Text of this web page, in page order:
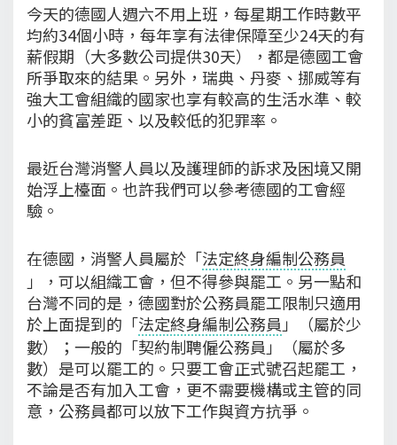
今天的德國人週六不用上班，每星期工作時數平
均約34個小時，每年享有法律保障至少24天的有
薪假期（大多數公司提供30天），都是德國工會
所爭取來的結果。另外，瑞典、丹麥、挪威等有
強大工會組織的國家也享有較高的生活水準、較
小的貧富差距、以及較低的犯罪率。
最近台灣消警人員以及護理師的訴求及困境又開
始浮上檯面。也許我們可以參考德國的工會經
驗。
在德國，消警人員屬於「法定終身編制公務員
」，可以組織工會，但不得參與罷工。另一點和
台灣不同的是，德國對於公務員罷工限制只適用
於上面提到的「法定終身編制公務員 」（屬於少
數）；一般的「契約制聘僱公務員」（屬於多
數）是可以罷工的。只要工會正式號召起罷工，
不論是否有加入工會，更不需要機構或主管的同
意，公務員都可以放下工作與資方抗爭。